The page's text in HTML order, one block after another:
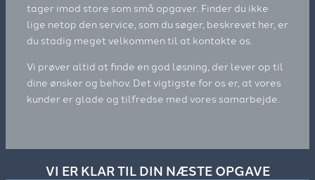
tager imod store som små opgaver. Finder du ikke
lige netop den service, som du søger, beskrevet her, er
du stadig meget velkommen til at kontakte os.
Vi prøver altid at finde en god løsning, der lever op til
dine ønsker og behov. Det vigtigste for os er, at vores
kunder er glade og tilfredse med vores samarbejde.
VI ER KLAR TIL DIN NÆSTE OPGAVE